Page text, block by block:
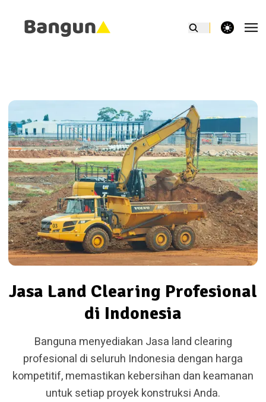
theme switcher
Jasa Land Clearing Profesional
di Indonesia
Banguna menyediakan Jasa land clearing
profesional di seluruh Indonesia dengan harga
kompetitif, memastikan kebersihan dan keamanan
untuk setiap proyek konstruksi Anda.